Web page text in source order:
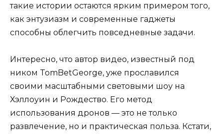
такие истории остаются ярким примером того,
как энтузиазм и современные гаджеты
способны облегчить повседневные задачи.
Интересно, что автор видео, известный под
ником TomBetGeorge, уже прославился
своими масштабными световыми шоу на
Хэллоуин и Рождество. Его метод
использования дронов — это не только
развлечение, но и практическая польза. Кстати,